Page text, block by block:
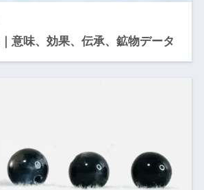
意味、効果、伝承、鉱物データ